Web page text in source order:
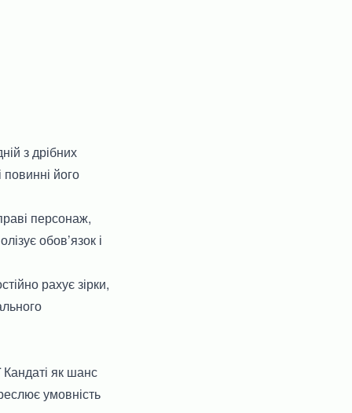
з дрібних
його
персонаж,
обов’язок і
рахує зірки,
як шанс
умовність